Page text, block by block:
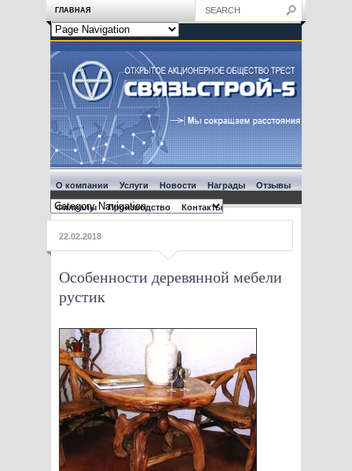
ГЛАВНАЯ
О компании Услуги Новости Награды Отзывы
Филиалы Производство Контакты
22.02.2018
Особенности деревянной мебели
рустик